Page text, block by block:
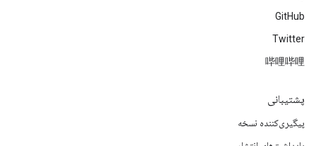
GitHub
Twitter
哔哩哔哩
پشتیبانی
پیگیری‌کننده نسخه